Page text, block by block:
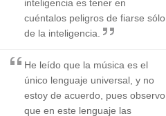
inteligencia es tener en
cuéntalos peligros de fiarse sólo
de la inteligencia.
He leído que la música es el
único lenguaje universal, y no
estoy de acuerdo, pues observo
que en este lenguaje las